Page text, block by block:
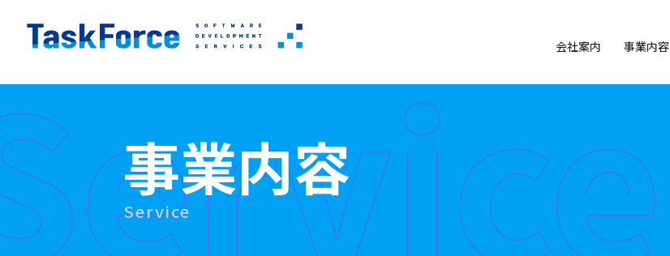
会社案内 事業内容
事業内容
Service